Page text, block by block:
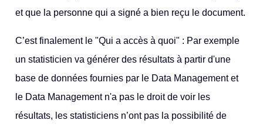
et que la personne qui a signé a bien reçu le document.
C’est finalement le "Qui a accès à quoi" : Par exemple
un statisticien va générer des résultats à partir d'une
base de données fournies par le Data Management et
le Data Management n'a pas le droit de voir les
résultats, les statisticiens n’ont pas la possibilité de